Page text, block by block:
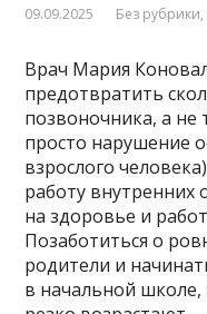
09.09.2025 Без рубрики,
Врач Мария
предотвратить
позвоночника, а не
просто нарушение
взрослого
работу внутренних
на здоровье и
Позаботиться о
родители и
в начальной школе,